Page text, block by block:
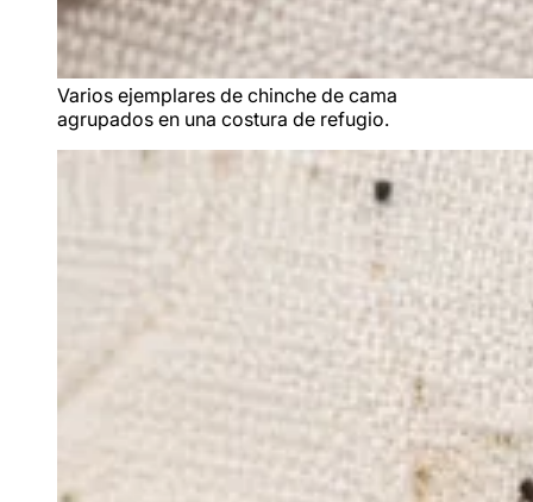
Varios ejemplares de chinche de cama
agrupados en una costura de refugio.